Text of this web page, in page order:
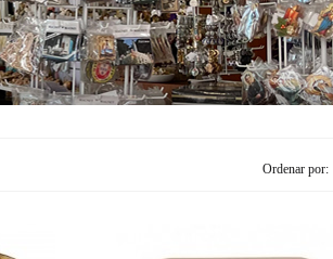
Ordenar por: